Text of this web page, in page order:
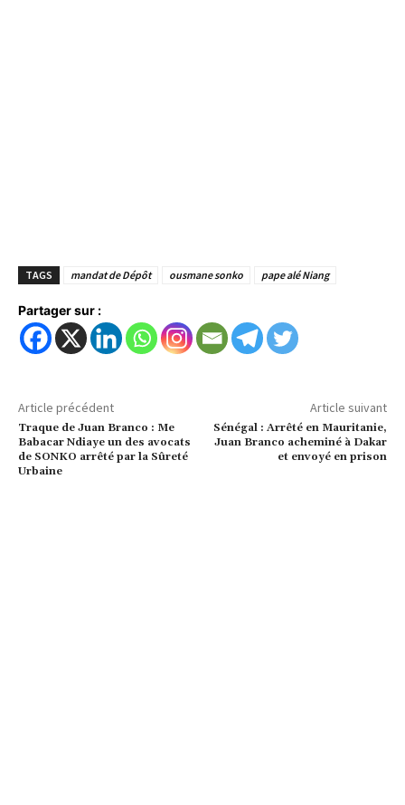
TAGS mandat de Dépôt ousmane sonko pape alé Niang
Partager sur :
Article précédent
Traque de Juan Branco : Me
Babacar Ndiaye un des avocats
de SONKO arrêté par la Sûreté
Urbaine
Article suivant
Sénégal : Arrêté en Mauritanie,
Juan Branco acheminé à Dakar
et envoyé en prison